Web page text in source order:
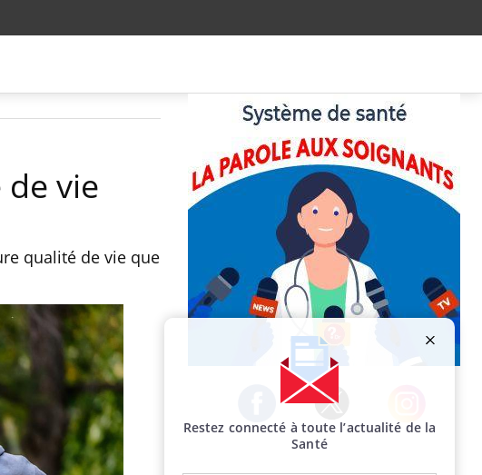
vie
qualité de vie que
Facebook Twitter Instagram
Restez connecté à toute l’actualité de la
Santé